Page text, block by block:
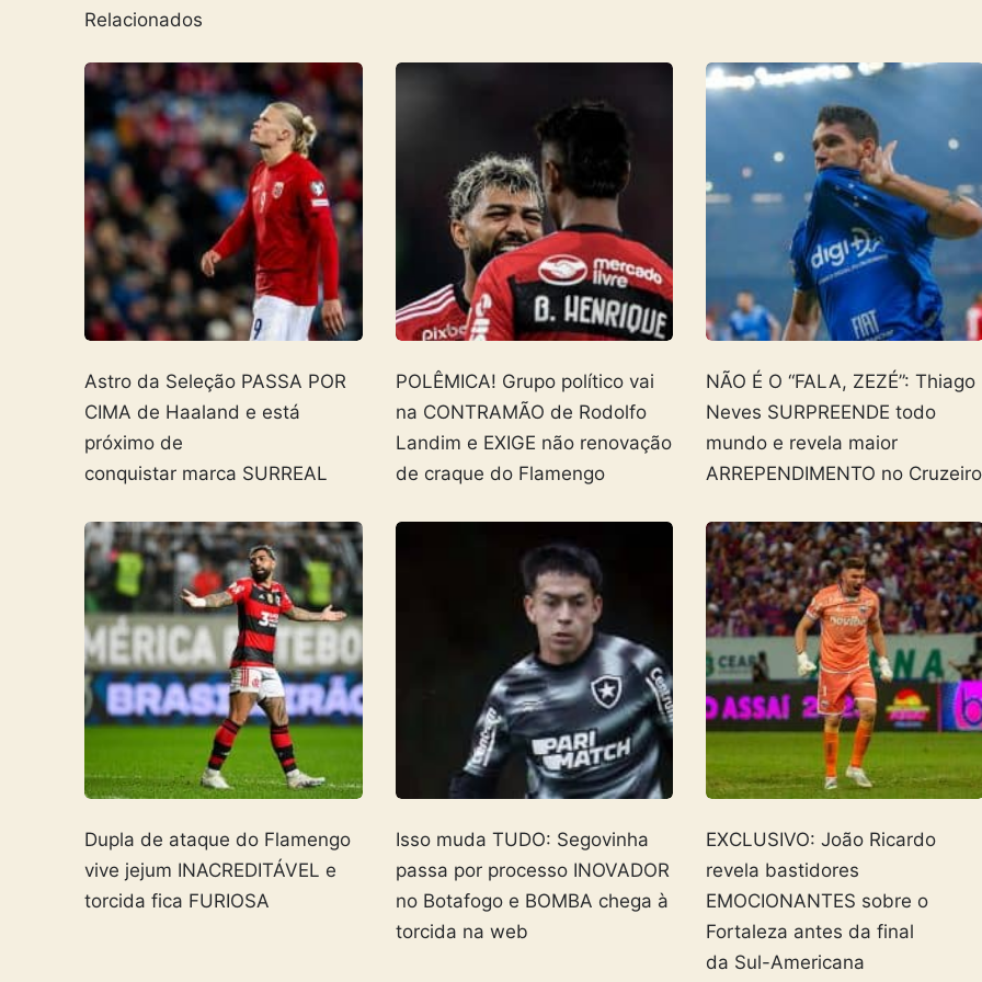
Relacionados
Astro da Seleção PASSA POR
CIMA de Haaland e está
próximo de
conquistar marca SURREAL
POLÊMICA! Grupo político vai
na CONTRAMÃO de Rodolfo
Landim e EXIGE não renovação
de craque do Flamengo
NÃO É O “FALA, ZEZÉ”: Thiago
Neves SURPREENDE todo
mundo e revela maior
ARREPENDIMENTO no Cruzeiro
Dupla de ataque do Flamengo
vive jejum INACREDITÁVEL e
torcida fica FURIOSA
Isso muda TUDO: Segovinha
passa por processo INOVADOR
no Botafogo e BOMBA chega à
torcida na web
EXCLUSIVO: João Ricardo
revela bastidores
EMOCIONANTES sobre o
Fortaleza antes da final
da Sul-Americana